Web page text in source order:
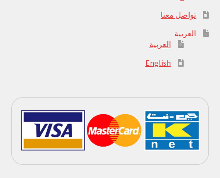
تواصل معنا
العربية
العربية
English